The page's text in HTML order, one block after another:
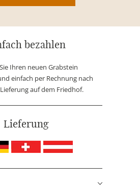
bezahlen
Ihren neuen Grabstein
einfach per Rechnung nach
auf dem Friedhof.
Lieferung